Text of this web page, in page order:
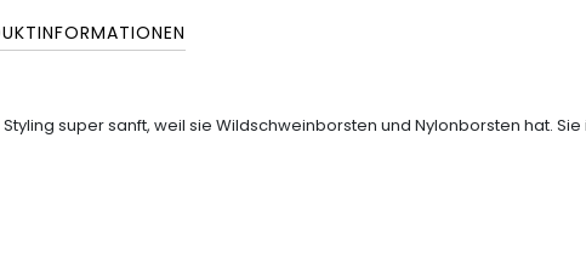
super sanft, weil sie Wildschweinborsten und Nylonborsten hat.